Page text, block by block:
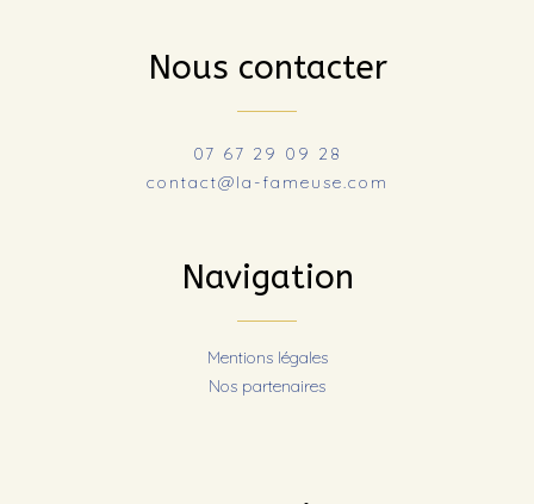
Nous contacter
07 67 29 09 28
contact@la-fameuse.com
Navigation
Mentions légales
Nos partenaires